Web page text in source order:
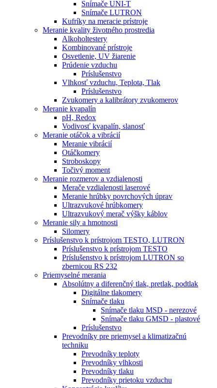
Snímače UNI-T
Snímače LUTRON
Kufríky na meracie prístroje
Meranie kvality životného prostredia
Alkoholtestery
Kombinované prístroje
Osvetlenie, UV žiarenie
Prúdenie vzduchu
Príslušenstvo
Vlhkosť vzduchu, Teplota, Tlak
Príslušenstvo
Zvukomery a kalibrátory zvukomerov
Meranie kvapalín
pH, Redox
Vodivosť kvapalín, slanosť
Meranie otáčok a vibrácií
Meranie vibrácií
Otáčkomery
Stroboskopy
Točivý moment
Meranie rozmerov a vzdialenosti
Merače vzdialenosti laserové
Meranie hrúbky povrchových úprav
Ultrazvukové hrúbkomery
Ultrazvukový merač výšky káblov
Meranie sily a hmotnosti
Silomery
Príslušenstvo k prístrojom TESTO, LUTRON
Príslušenstvo k prístrojom TESTO
Príslušenstvo k prístrojom LUTRON so
zbernicou RS 232
Priemyselné merania
Absolútny a diferenčný tlak, pretlak, podtlak
Digitálne tlakomery
Snímače tlaku
Snímače tlaku MSD - nerezové
Snímače tlaku GMSD - plastové
Príslušenstvo
Prevodníky pre priemysel a klimatizačnú
techniku
Prevodníky teploty
Prevodníky vlhkosti
Prevodníky tlaku
Prevodníky prietoku vzduchu